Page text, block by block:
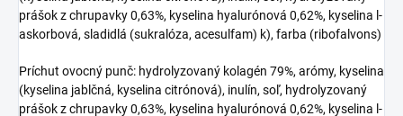
prášok z chrupavky 0,63%, kyselina hyalurónová 0,62%, kyselina l-
askorbová, sladidlá (sukralóza, acesulfam) k), farba (ribofalvons)
Príchut ovocný punč: hydrolyzovaný kolagén 79%, arómy, kyselina
(kyselina jablčná, kyselina citrónová), inulín, soľ, hydrolyzovaný
prášok z chrupavky 0,63%, kyselina hyalurónová 0,62%, kyselina l-